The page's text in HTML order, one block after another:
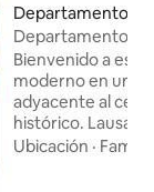
Departamento en
Departamento
ubicación
Bienvenido a
moderno en un
adyacente al
histórico.
Lemán está a
Ubicación ·